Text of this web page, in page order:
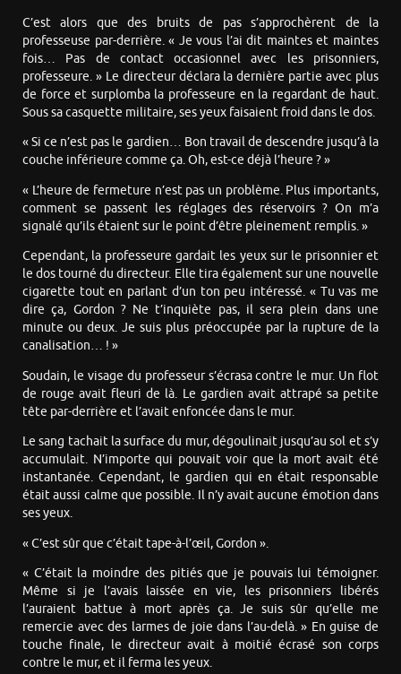
C’est alors que des bruits de pas s’approchèrent de la
professeuse par-derrière. « Je vous l’ai dit maintes et maintes
fois… Pas de contact occasionnel avec les prisonniers,
professeure. » Le directeur déclara la dernière partie avec plus
de force et surplomba la professeure en la regardant de haut.
Sous sa casquette militaire, ses yeux faisaient froid dans le dos.
« Si ce n’est pas le gardien… Bon travail de descendre jusqu’à la
couche inférieure comme ça. Oh, est-ce déjà l’heure ? »
« L’heure de fermeture n’est pas un problème. Plus importants,
comment se passent les réglages des réservoirs ? On m’a
signalé qu’ils étaient sur le point d’être pleinement remplis. »
Cependant, la professeure gardait les yeux sur le prisonnier et
le dos tourné du directeur. Elle tira également sur une nouvelle
cigarette tout en parlant d’un ton peu intéressé. « Tu vas me
dire ça, Gordon ? Ne t’inquiète pas, il sera plein dans une
minute ou deux. Je suis plus préoccupée par la rupture de la
canalisation… ! »
Soudain, le visage du professeur s’écrasa contre le mur. Un flot
de rouge avait fleuri de là. Le gardien avait attrapé sa petite
tête par-derrière et l’avait enfoncée dans le mur.
Le sang tachait la surface du mur, dégoulinait jusqu’au sol et s’y
accumulait. N’importe qui pouvait voir que la mort avait été
instantanée. Cependant, le gardien qui en était responsable
était aussi calme que possible. Il n’y avait aucune émotion dans
ses yeux.
« C’est sûr que c’était tape-à-l’œil, Gordon ».
« C’était la moindre des pitiés que je pouvais lui témoigner.
Même si je l’avais laissée en vie, les prisonniers libérés
l’auraient battue à mort après ça. Je suis sûr qu’elle me
remercie avec des larmes de joie dans l’au-delà. » En guise de
touche finale, le directeur avait à moitié écrasé son corps
contre le mur, et il ferma les yeux.